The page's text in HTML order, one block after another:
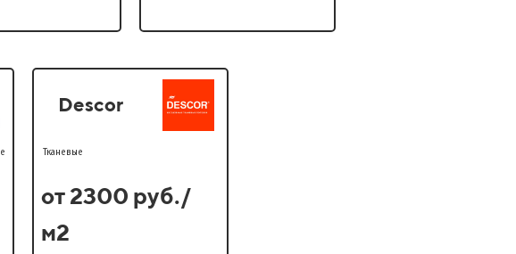
Descor
Тканевые
от 2300 руб./
м2